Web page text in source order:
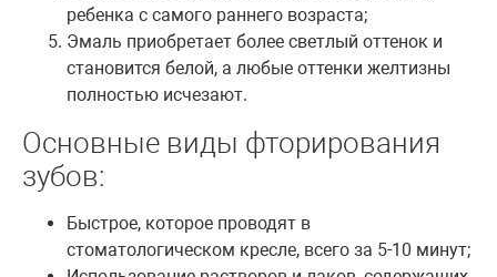
ребенка с самого раннего возраста;
Эмаль приобретает более светлый оттенок и
становится белой, а любые оттенки желтизны
полностью исчезают.
Основные виды фторирования
зубов:
Быстрое, которое проводят в
стоматологическом кресле, всего за 5-10 минут;